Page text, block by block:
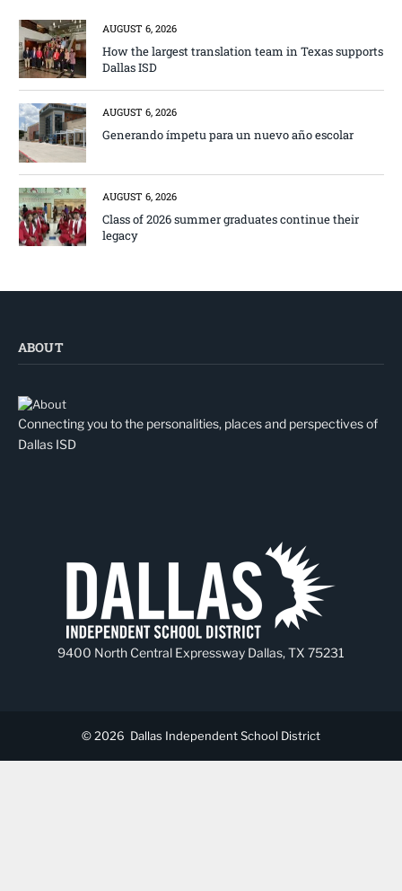
AUGUST 6, 2026
How the largest translation team in Texas supports
Dallas ISD
AUGUST 6, 2026
Generando ímpetu para un nuevo año escolar
AUGUST 6, 2026
Class of 2026 summer graduates continue their
legacy
ABOUT
Connecting you to the personalities, places and perspectives of
Dallas ISD
9400 North Central Expressway Dallas, TX 75231
© 2026 Dallas Independent School District